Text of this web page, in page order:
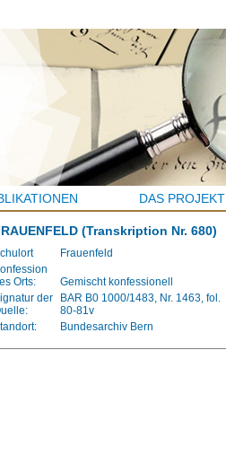
DAS PROJEKT
(Transkription Nr. 680)
Frauenfeld
Orts:
Gemischt konfessionell
der
BAR B0 1000/1483, Nr. 1463, fol.
80-81v
Bundesarchiv Bern